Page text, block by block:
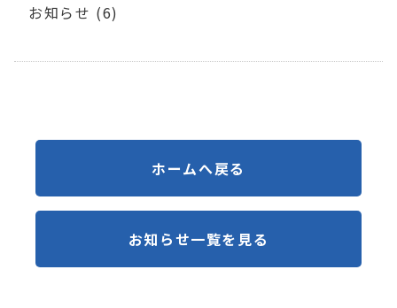
お知らせ (6)
ホームへ戻る
お知らせ一覧を見る